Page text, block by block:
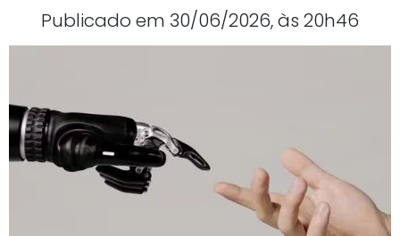
Publicado em 30/06/2026, às 20h46